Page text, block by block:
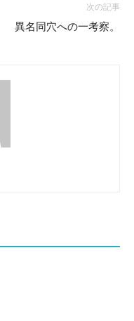
次の記事
異名同穴への一考察。